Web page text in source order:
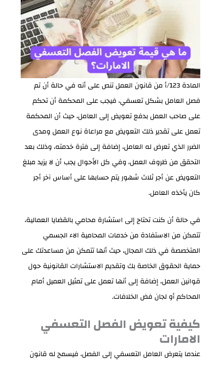
المادة 123/أ من قانون العمل تنص على أنه في حالة أن تم
فصل العامل بشكل تعسفي، فيجب على المحكمة أن تحكم
على صاحب العمل بدفع تعويض إلى العامل، حيث أن المحكمة
تعمل على تقدير ذلك التعويض مع مراعاة نوع العمل ومدى
الضرر الذي تعرض له العامل، إضافة إلى فترة خدمته، وذلك بعد
التحقق من ظروف العمل، وفي كل الأحوال يجب أن لا يزيد مبلغ
التعويض عن أجر ثلاث شهور يتم حسابها على أساس آخر أجر
كان يأخذه العامل.
في حالة أن كنت تحتاج إلى استشارة محامي بالقضايا العمالية،
تتمكن من الاستفادة من خدمات المحامية الاء الجسمي
المتخصصة في ذلك المجال، حيث أنها تتمكن من مساعدتك على
حماية الحقوق الخاصة بك وتقديم الاستشارات القانونية حول
قوانين العمل، إضافة إلى أنها تعمل على تمثيل العميل أمام
المحاكم أو لجان فض الخلافات.
كيفية تعويض الفصل التعسفي
الامارات
عندما يتعرض العامل التعسفي إلى الفصل، فيسمح له قانون